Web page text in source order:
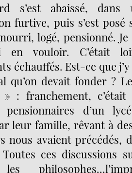
s’est abaissé, dans
furtive, puis s’est
logé, pensionné. Je
vouloir. C’était
échauffés. Est-ce que
qu’on devait fonder ?
» : franchement,
pensionnaires d’un
leur famille, rêvant à
nous avaient précédés,
ces discussions